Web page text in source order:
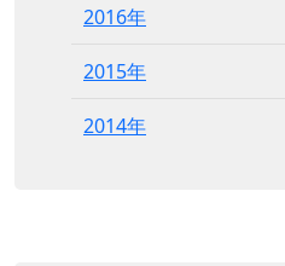
2016年
2015年
2014年